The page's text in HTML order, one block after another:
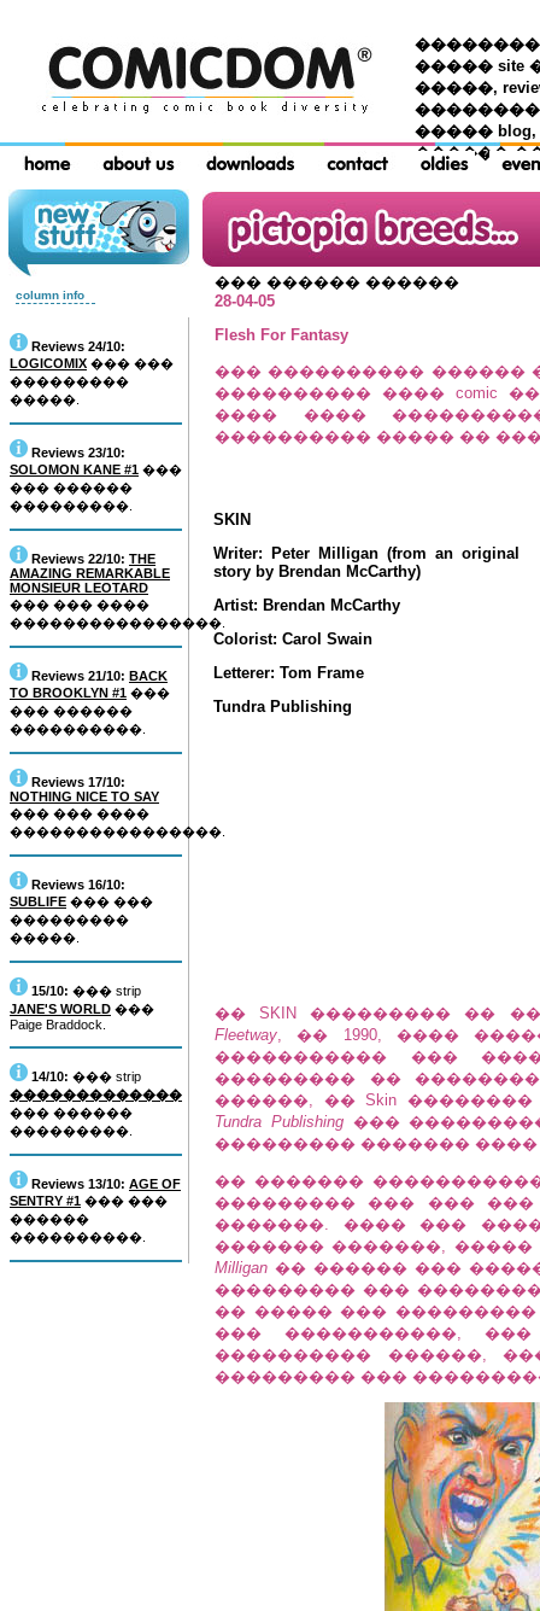
���������
����� site
�����,
����� blog,
������
column info
Reviews 24/10:
LOGICOMIX ��� ���
���������
�����.
Reviews 23/10:
SOLOMON KANE #1 ���
��� ������
���������.
Reviews 22/10: THE
AMAZING REMARKABLE
MONSIEUR LEOTARD
��� ��� ����
����������������.
Reviews 21/10: BACK
TO BROOKLYN #1 ���
��� ������
����������.
Reviews 17/10:
NOTHING NICE TO SAY
��� ��� ����
����������������.
Reviews 16/10:
SUBLIFE ��� ���
���������
�����.
15/10: ��� strip
JANE'S WORLD ���
Paige Braddock.
14/10: ��� strip
�������������
��� ������
���������.
Reviews 13/10: AGE OF
SENTRY #1 ��� ���
������
����������.
��� ������ ������
28-04-05
Flesh For Fantasy
��� ���������� ������
���������� ���� comic ��
���� ����
���������� ����� ��
SKIN
Writer: Peter Milligan (from an original
story by Brendan McCarthy)
Artist: Brendan McCarthy
Colorist: Carol Swain
Letterer: Tom Frame
Tundra Publishing
�� SKIN ��������� ��
Fleetway, �� 1990, ����
����������� ���
��������� ��
������, �� Skin
Tundra Publishing���
��������� �������
�� �������
��������� ��� ���
�������. ���� ���
������� �������,
Milligan �� ������ ���
��������� ���
�� ����� ���
��� �����������,
���������� ������,
��������� ���